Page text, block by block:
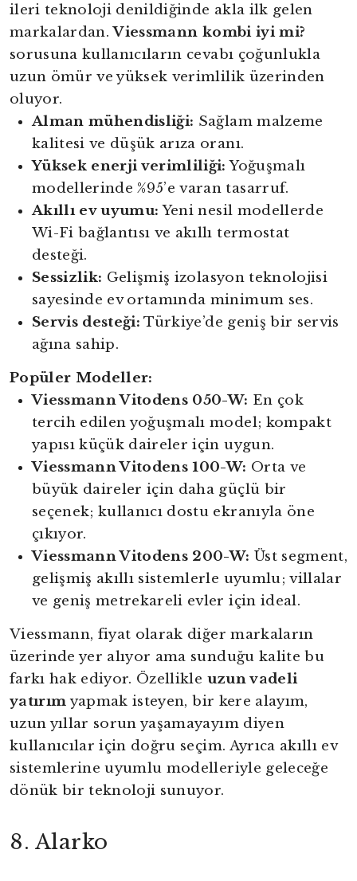
ileri teknoloji denildiğinde akla ilk gelen
markalardan.Viessmann kombi iyi mi?
sorusuna kullanıcıların cevabı çoğunlukla
uzun ömür ve yüksek verimlilik üzerinden
oluyor.
Alman mühendisliği: Sağlam malzeme
kalitesi ve düşük arıza oranı.
Yüksek enerji verimliliği: Yoğuşmalı
modellerinde %95’e varan tasarruf.
Akıllı ev uyumu: Yeni nesil modellerde
Wi-Fi bağlantısı ve akıllı termostat
desteği.
Sessizlik: Gelişmiş izolasyon teknolojisi
sayesinde ev ortamında minimum ses.
Servis desteği: Türkiye’de geniş bir servis
ağına sahip.
Popüler Modeller:
Viessmann Vitodens 050-W: En çok
tercih edilen yoğuşmalı model; kompakt
yapısı küçük daireler için uygun.
Viessmann Vitodens 100-W: Orta ve
büyük daireler için daha güçlü bir
seçenek; kullanıcı dostu ekranıyla öne
çıkıyor.
Viessmann Vitodens 200-W: Üst segment,
gelişmiş akıllı sistemlerle uyumlu; villalar
ve geniş metrekareli evler için ideal.
Viessmann, fiyat olarak diğer markaların
üzerinde yer alıyor ama sunduğu kalite bu
farkı hak ediyor. Özellikle uzun vadeli
yatırımyapmak isteyen, bir kere alayım,
uzun yıllar sorun yaşamayayım diyen
kullanıcılar için doğru seçim. Ayrıca akıllı ev
sistemlerine uyumlu modelleriyle geleceğe
dönük bir teknoloji sunuyor.
8. Alarko